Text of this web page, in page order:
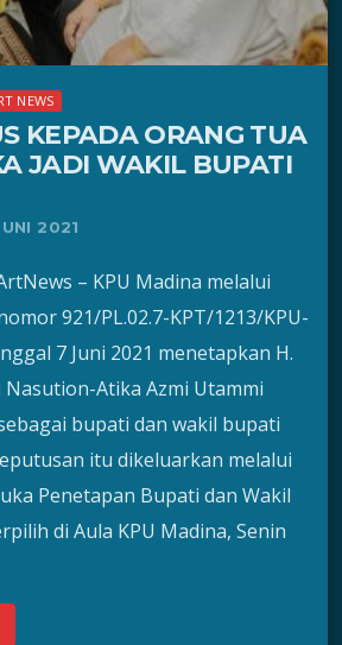
NEWS
KEPADA ORANG TUA
JADI WAKIL BUPATI
2021
– KPU Madina melalui
921/PL.02.7-KPT/1213/KPU-
7 Juni 2021 menetapkan H.
Nasution-Atika Azmi Utammi
bupati dan wakil bupati
itu dikeluarkan melalui
Penetapan Bupati dan Wakil
di Aula KPU Madina, Senin